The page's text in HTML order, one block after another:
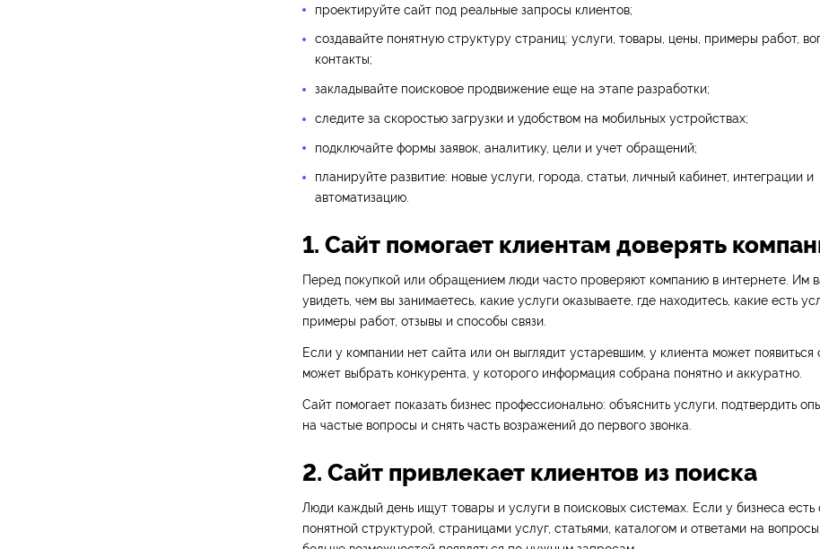
проектируйте сайт под реальные запросы клиентов;
создавайте понятную структуру страниц: услуги, товары, цены, примеры работ,
контакты;
закладывайте поисковое продвижение еще на этапе разработки;
следите за скоростью загрузки и удобством на мобильных устройствах;
подключайте формы заявок, аналитику, цели и учет обращений;
планируйте развитие: новые услуги, города, статьи, личный кабинет, интеграции и
автоматизацию.
1. Сайт помогает клиентам доверять
Перед покупкой или обращением люди часто проверяют компанию в интернете. Им
увидеть, чем вы занимаетесь, какие услуги оказываете, где находитесь, какие есть
примеры работ, отзывы и способы связи.
Если у компании нет сайта или он выглядит устаревшим, у клиента может
может выбрать конкурента, у которого информация собрана понятно и аккуратно.
Сайт помогает показать бизнес профессионально: объяснить услуги, подтвердить
на частые вопросы и снять часть возражений до первого звонка.
2. Сайт привлекает клиентов из поиска
Люди каждый день ищут товары и услуги в поисковых системах. Если у бизнеса есть
понятной структурой, страницами услуг, статьями, каталогом и ответами на